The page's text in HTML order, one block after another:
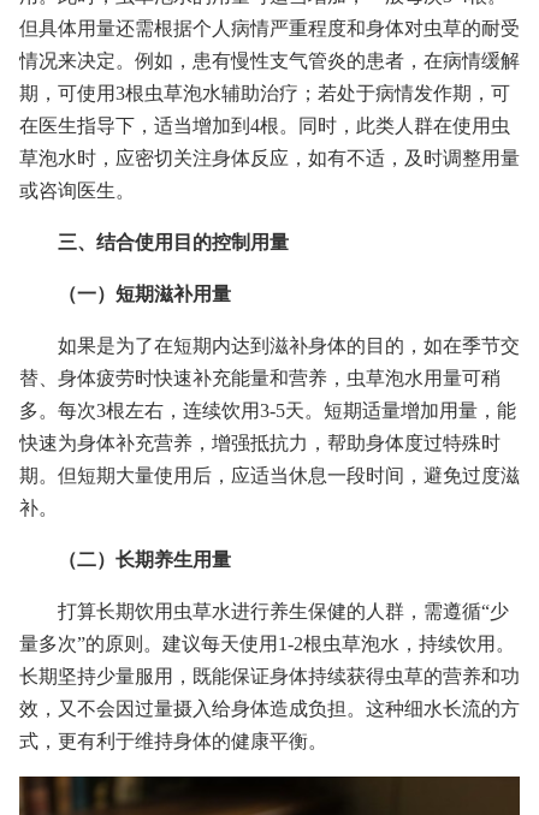
但具体用量还需根据个人病情严重程度和身体对虫草的耐受
情况来决定。例如，患有慢性支气管炎的患者，在病情缓解
期，可使用3根虫草泡水辅助治疗；若处于病情发作期，可
在医生指导下，适当增加到4根。同时，此类人群在使用虫
草泡水时，应密切关注身体反应，如有不适，及时调整用量
或咨询医生。
三、结合使用目的控制用量
（一）短期滋补用量
如果是为了在短期内达到滋补身体的目的，如在季节交
替、身体疲劳时快速补充能量和营养，虫草泡水用量可稍
多。每次3根左右，连续饮用3-5天。短期适量增加用量，能
快速为身体补充营养，增强抵抗力，帮助身体度过特殊时
期。但短期大量使用后，应适当休息一段时间，避免过度滋
补。
（二）长期养生用量
打算长期饮用虫草水进行养生保健的人群，需遵循“少
量多次”的原则。建议每天使用1-2根虫草泡水，持续饮用。
长期坚持少量服用，既能保证身体持续获得虫草的营养和功
效，又不会因过量摄入给身体造成负担。这种细水长流的方
式，更有利于维持身体的健康平衡。